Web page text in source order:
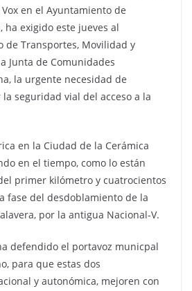
en el Ayuntamiento de
ha exigido este jueves al
Transportes, Movilidad y
Junta de Comunidades
la urgente necesidad de
seguridad vial del acceso a la
en la Ciudad de la Cerámica
en el tiempo, como lo están
primer kilómetro y cuatrocientos
fase del desdoblamiento de la
por la antigua Nacional-V.
defendido el portavoz municpal
para que estas dos
y autonómica, mejoren con